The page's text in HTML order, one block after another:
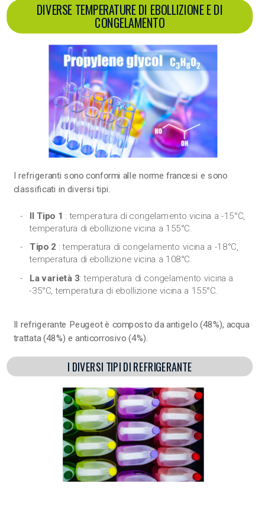
DIVERSE TEMPERATURE DI EBOLLIZIONE E DI
CONGELAMENTO
I refrigeranti sono conformi alle norme francesi e sono
classificati in diversi tipi.
Il Tipo 1 : temperatura di congelamento vicina a -15°C,
temperatura di ebollizione vicina a 155°C.
Tipo 2 : temperatura di congelamento vicina a -18°C,
temperatura di ebollizione vicina a 108°C.
La varietà 3: temperatura di congelamento vicina a
-35°C, temperatura di ebollizione vicina a 155°C.
Il refrigerante Peugeot è composto da antigelo (48%), acqua
trattata (48%) e anticorrosivo (4%).
I DIVERSI TIPI DI REFRIGERANTE